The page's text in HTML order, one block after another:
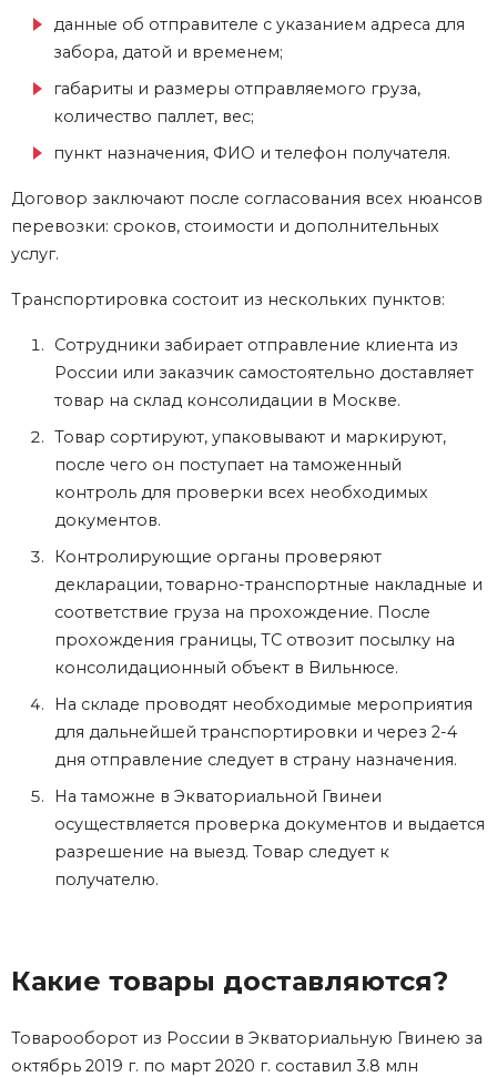
данные об отправителе с указанием адреса для
забора, датой и временем;
габариты и размеры отправляемого груза,
количество паллет, вес;
пункт назначения, ФИО и телефон получателя.
Договор заключают после согласования всех нюансов
перевозки: сроков, стоимости и дополнительных
услуг.
Транспортировка состоит из нескольких пунктов:
Сотрудники забирает отправление клиента из
России или заказчик самостоятельно доставляет
товар на склад консолидации в Москве.
Товар сортируют, упаковывают и маркируют,
после чего он поступает на таможенный
контроль для проверки всех необходимых
документов.
Контролирующие органы проверяют
декларации, товарно-транспортные накладные и
соответствие груза на прохождение. После
прохождения границы, ТС отвозит посылку на
консолидационный объект в Вильнюсе.
На складе проводят необходимые мероприятия
для дальнейшей транспортировки и через 2-4
дня отправление следует в страну назначения.
На таможне в Экваториальной Гвинеи
осуществляется проверка документов и выдается
разрешение на выезд. Товар следует к
получателю.
Какие товары доставляются?
Товарооборот из России в Экваториальную Гвинею за
октябрь 2019 г. по март 2020 г. составил 3.8 млн